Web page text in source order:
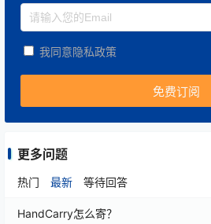
三、佰越航服优势
上海佰越航服国际物流有限公司
达；
我同意隐私政策
更多问题
热门 最新 等待回答
HandCarry怎么寄？